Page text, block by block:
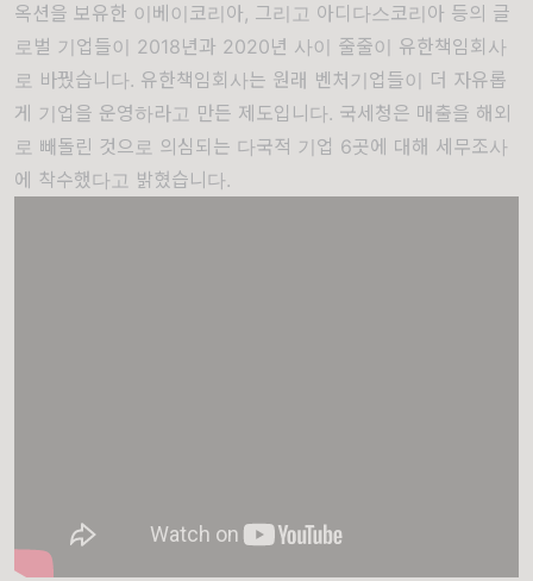
옥션을 보유한 이베이코리아, 그리고 아디다스코리아 등의 글
로벌 기업들이 2018년과 2020년 사이 줄줄이 유한책임회사
로 바꿨습니다. 유한책임회사는 원래 벤처기업들이 더 자유롭
게 기업을 운영하라고 만든 제도입니다. 국세청은 매출을 해외
로 빼돌린 것으로 의심되는 다국적 기업 6곳에 대해 세무조사
에 착수했다고 밝혔습니다.